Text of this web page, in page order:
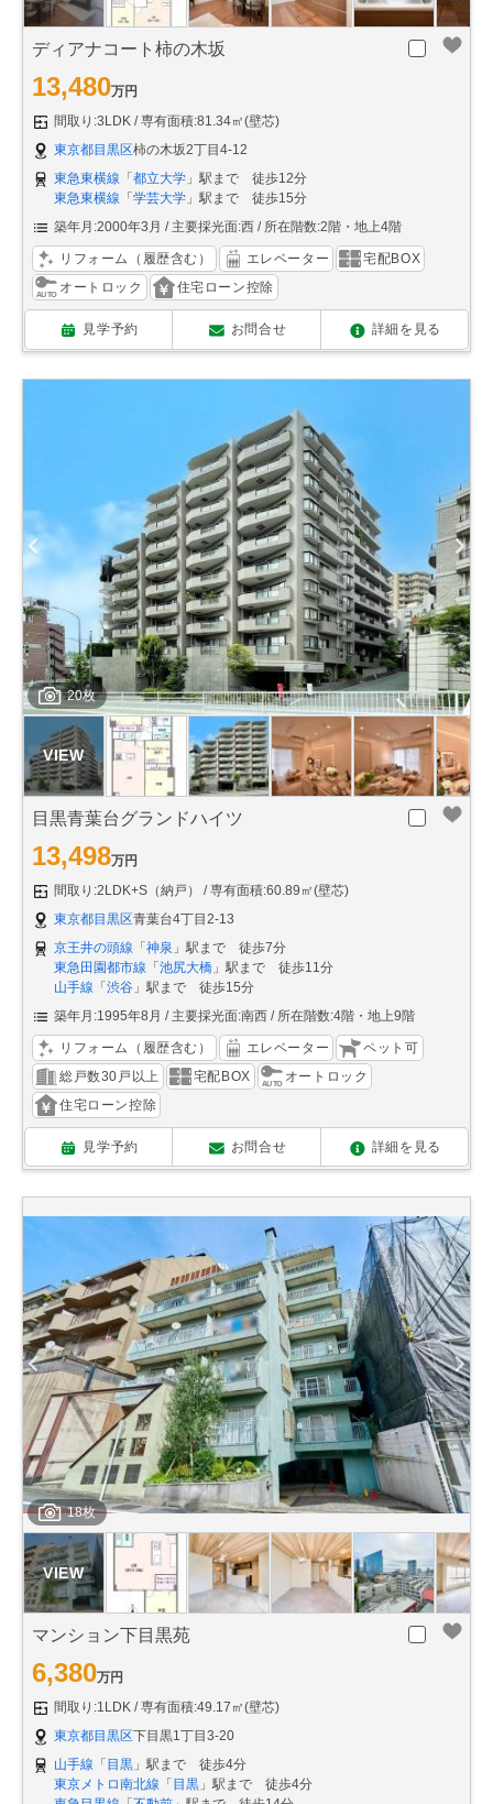
ディアナコート柿の木坂
13,480万円
間取り:3LDK
専有面積:81.34㎡(壁芯)
東京都目黒区柿の木坂2丁目4-12
東急東横線 「 都立大学 」駅まで 徒歩12分
東急東横線 「 学芸大学 」駅まで 徒歩15分
築年月:2000年3月
主要採光面:西 所在階数:2階・地上4階
リフォーム（履歴含む） エレベーター
宅配BOX
オートロック
住宅ローン控除
見学予約 お問合せ 詳細を見る
20枚
目黒青葉台グランドハイツ
13,498万円
間取り:2LDK+S（納戸）
専有面積:60.89㎡(壁芯)
東京都目黒区青葉台4丁目2-13
京王井の頭線 「神泉 」駅まで 徒歩7分
東急田園都市線 「池尻大橋 」駅まで 徒歩11分
山手線 「渋谷 」駅まで 徒歩15分
築年月:1995年8月
主要採光面:南西 所在階数:4階・地上9階
リフォーム（履歴含む） エレベーター
ペット可
総戸数30戸以上
宅配BOX
オートロック
住宅ローン控除
見学予約 お問合せ 詳細を見る
18枚
マンション下目黒苑
6,380万円
間取り:1LDK
専有面積:49.17㎡(壁芯)
東京都目黒区下目黒1丁目3-20
山手線 「 目黒 」駅まで 徒歩4分
東京メトロ南北線 「 目黒 」駅まで 徒歩4分